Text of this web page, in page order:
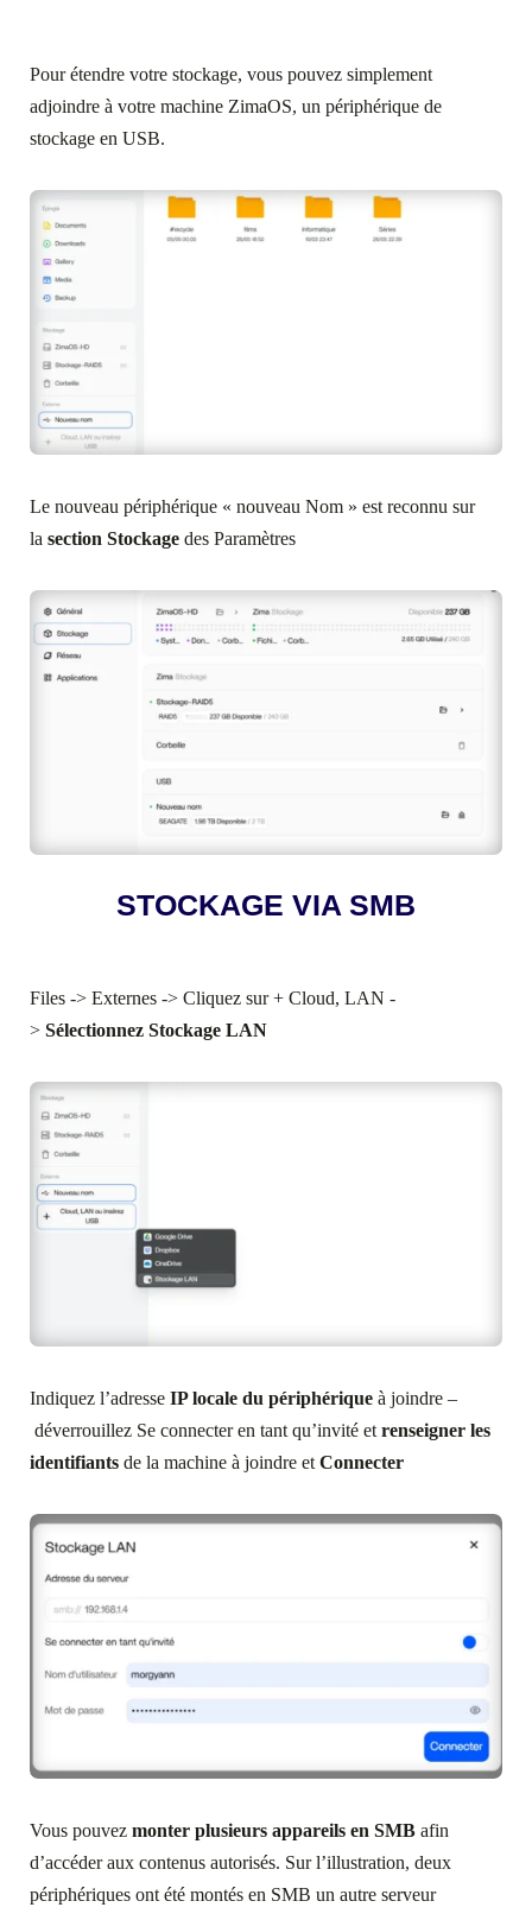
Pour étendre votre stockage, vous pouvez simplement
adjoindre à votre machine ZimaOS, un périphérique de
stockage en USB.
Le nouveau périphérique « nouveau Nom » est reconnu sur
la section Stockage des Paramètres
STOCKAGE VIA SMB
Files -> Externes -> Cliquez sur + Cloud, LAN -
> Sélectionnez Stockage LAN
Indiquez l’adresse IP locale du périphérique à joindre –
déverrouillez Se connecter en tant qu’invité et renseigner les
identifiants de la machine à joindre et Connecter
Vous pouvez monter plusieurs appareils en SMB afin
d’accéder aux contenus autorisés. Sur l’illustration, deux
périphériques ont été montés en SMB un autre serveur